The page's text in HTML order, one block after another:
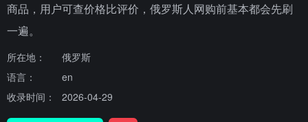
商品，用户可查价格比评价，俄罗斯人网购前基本都会先刷
一遍。
所在地：
俄罗斯
语言：
en
收录时间：
2026-04-29